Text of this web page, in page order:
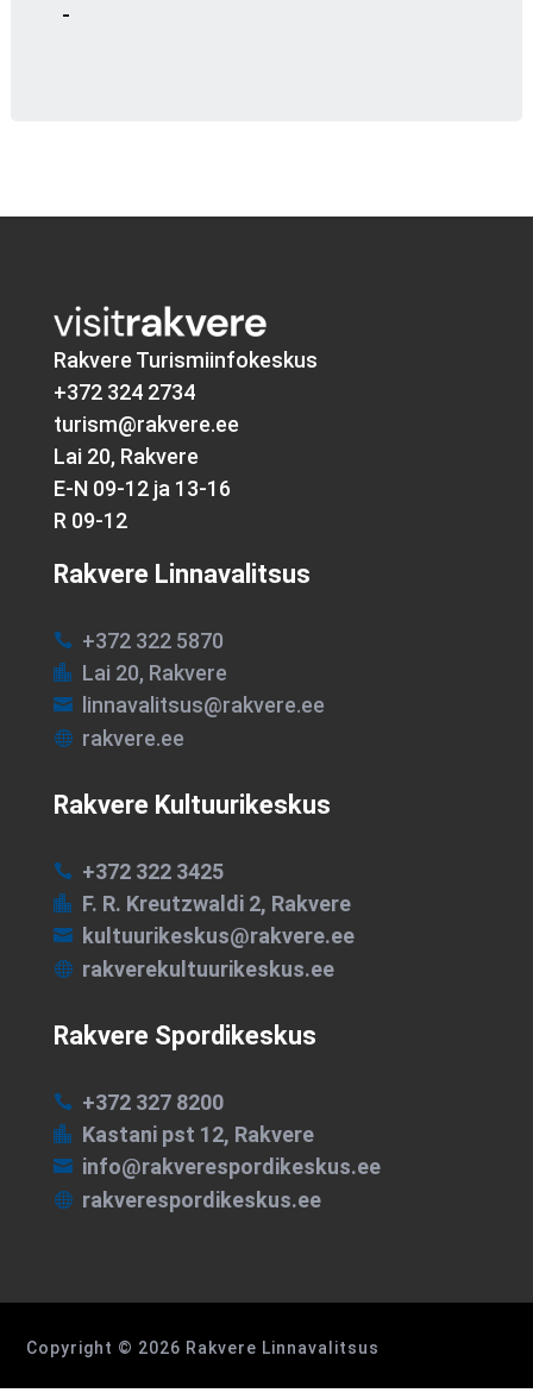
-
Rakvere Turismiinfokeskus
+372 324 2734
turism@rakvere.ee
Lai 20, Rakvere
E-N 09-12 ja 13-16
R 09-12
Rakvere Linnavalitsus
 +372 322 5870
 Lai 20, Rakvere
 linnavalitsus@rakvere.ee
 rakvere.ee
Rakvere Kultuurikeskus
 +372 322 3425
 F. R. Kreutzwaldi 2, Rakvere
 kultuurikeskus@rakvere.ee
 rakverekultuurikeskus.ee
Rakvere Spordikeskus
 +372 327 8200
 Kastani pst 12, Rakvere
 info@rakverespordikeskus.ee
 rakverespordikeskus.ee
Copyright © 2026 Rakvere Linnavalitsus